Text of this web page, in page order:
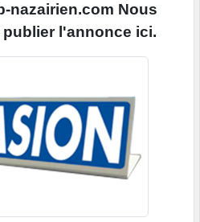
nazairien.com Nous
l'annonce ici.